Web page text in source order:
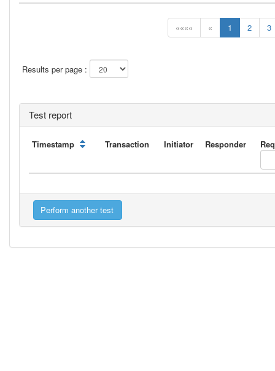
«««« « 1 2 3
Results per page :
Test report
Timestamp Transaction Initiator Responder